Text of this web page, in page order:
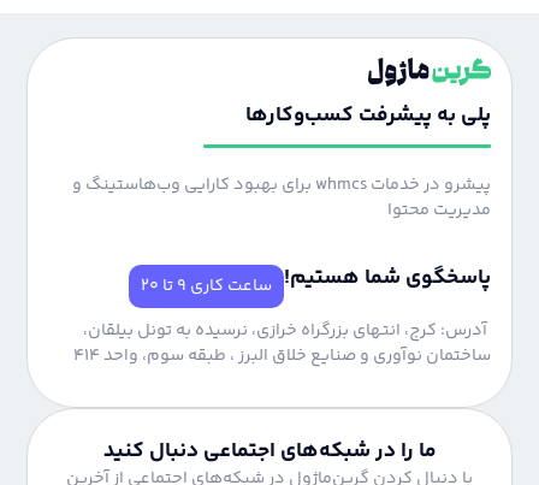
پلی به پیشرفت کسب‌وکارها
پیشرو در خدمات whmcs برای بهبود کارایی وب‌هاستینگ و
مدیریت محتوا
پاسخگوی شما هستیم! ساعت کاری 9 تا 20
آدرس: کرج، انتهای بزرگراه خرازی، نرسیده به تونل بیلقان،
ساختمان نوآوری و صنایع خلاق البرز ، طبقه سوم، واحد 414
ما را در شبکه‌های اجتماعی دنبال کنید
با دنبال کردن گرین‌ماژول در شبکه‌های اجتماعی از آخرین